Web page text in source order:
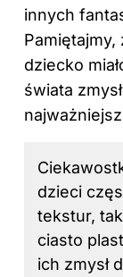
innych
dziecko
świata
dzieci
tekstur,
ciasto
ich zmysł